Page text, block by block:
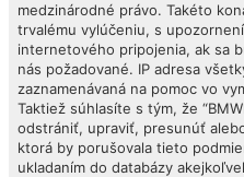
medzinárodné právo. Takéto
trvalému vylúčeniu, s
internetového pripojenia, ak sa
nás požadované. IP adresa
zaznamenávaná na pomoc vo
Taktiež súhlasíte s tým, že
odstrániť, upraviť, presunúť
ktorá by porušovala tieto
ukladaním do databázy